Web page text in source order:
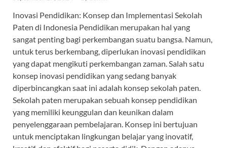
Inovasi Pendidikan: Konsep dan Implementasi Sekolah
Paten di Indonesia Pendidikan merupakan hal yang
sangat penting bagi perkembangan suatu bangsa. Namun,
untuk terus berkembang, diperlukan inovasi pendidikan
yang dapat mengikuti perkembangan zaman. Salah satu
konsep inovasi pendidikan yang sedang banyak
diperbincangkan saat ini adalah konsep sekolah paten.
Sekolah paten merupakan sebuah konsep pendidikan
yang memiliki keunggulan dan keunikan dalam
penyelenggaraan pembelajaran. Konsep ini bertujuan
untuk menciptakan lingkungan belajar yang inovatif,